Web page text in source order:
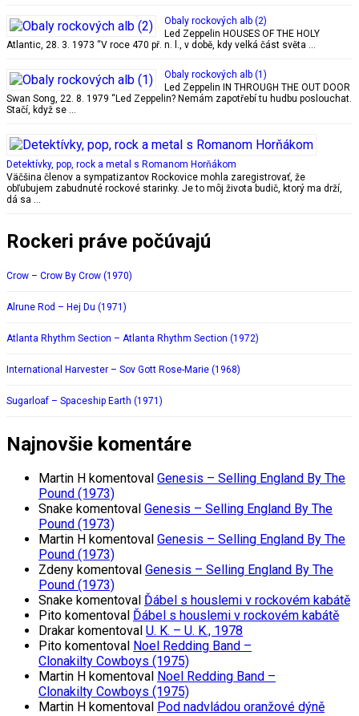
Obaly rockových alb (2)
Led Zeppelin HOUSES OF THE HOLY
Atlantic, 28. 3. 1973 “V roce 470 př. n. l., v době, kdy velká část světa …
Obaly rockových alb (1)
Led Zeppelin IN THROUGH THE OUT DOOR
Swan Song, 22. 8. 1979 “Led Zeppelin? Nemám zapotřebí tu hudbu poslouchat.
Stačí, když se …
Detektívky, pop, rock a metal s Romanom Horňákom
Väčšina členov a sympatizantov Rockovice mohla zaregistrovať, že
obľubujem zabudnuté rockové starinky. Je to môj života budič, ktorý ma drží,
dá sa …
Rockeri práve počúvajú
Crow – Crow By Crow (1970)
Alrune Rod – Hej Du (1971)
Atlanta Rhythm Section – Atlanta Rhythm Section (1972)
International Harvester – Sov Gott Rose-Marie (1968)
Sugarloaf – Spaceship Earth (1971)
Najnovšie komentáre
Martin H komentoval Genesis – Selling England By The
Pound (1973)
Snake komentoval Genesis – Selling England By The
Pound (1973)
Martin H komentoval Genesis – Selling England By The
Pound (1973)
Zdeny komentoval Genesis – Selling England By The
Pound (1973)
Snake komentoval Ďábel s houslemi v rockovém kabátě
Pito komentoval Ďábel s houslemi v rockovém kabátě
Drakar komentoval U. K. – U. K., 1978
Pito komentoval Noel Redding Band –
Clonakilty Cowboys (1975)
Martin H komentoval Noel Redding Band –
Clonakilty Cowboys (1975)
Martin H komentoval Pod nadvládou oranžové dýně